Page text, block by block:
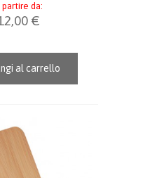
partire da:
€
al carrello